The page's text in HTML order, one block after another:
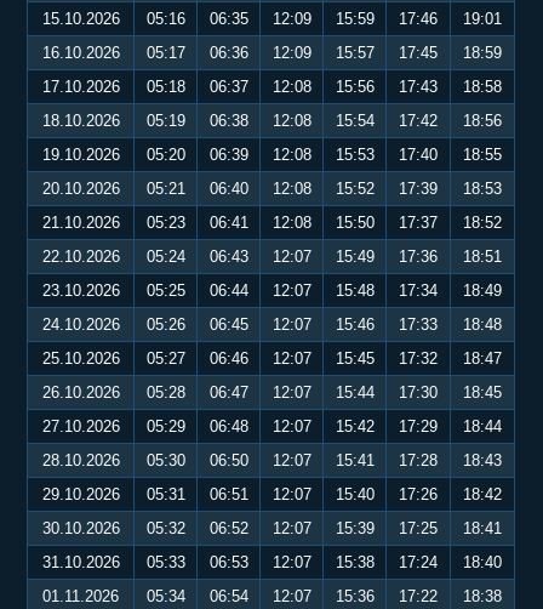
15.10.2026
05:16 06:35 12:09 15:59 17:46
19:01
16.10.2026
05:17 06:36 12:09 15:57 17:45
18:59
17.10.2026
05:18 06:37 12:08 15:56 17:43
18:58
18.10.2026
05:19 06:38 12:08 15:54 17:42
18:56
19.10.2026
05:20 06:39 12:08 15:53 17:40
18:55
20.10.2026
05:21 06:40 12:08 15:52 17:39
18:53
21.10.2026
05:23 06:41 12:08 15:50 17:37
18:52
22.10.2026
05:24 06:43 12:07 15:49 17:36
18:51
23.10.2026
05:25 06:44 12:07 15:48 17:34
18:49
24.10.2026
05:26 06:45 12:07 15:46 17:33
18:48
25.10.2026
05:27 06:46 12:07 15:45 17:32
18:47
26.10.2026
05:28 06:47 12:07 15:44 17:30
18:45
27.10.2026
05:29 06:48 12:07 15:42 17:29
18:44
28.10.2026
05:30 06:50 12:07 15:41 17:28
18:43
29.10.2026
05:31 06:51 12:07 15:40 17:26
18:42
30.10.2026
05:32 06:52 12:07 15:39 17:25
18:41
31.10.2026
05:33 06:53 12:07 15:38 17:24
18:40
01.11.2026
05:34 06:54 12:07 15:36 17:22 18:38